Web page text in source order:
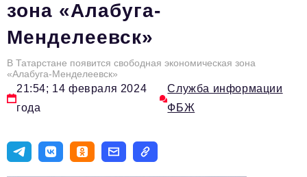
Персона номера
Инфраструктура развития
Технологии тренды
Туризм
Импортозамещение
Инвестиции
зона «Алабуга-
Менделеевск»
В Татарстане появится свободная экономическая зона
«Алабуга-Менделеевск»
21:54; 14 февраля 2024
года
Служба информации
ФБЖ